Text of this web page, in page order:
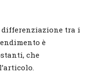
tra i
è
che